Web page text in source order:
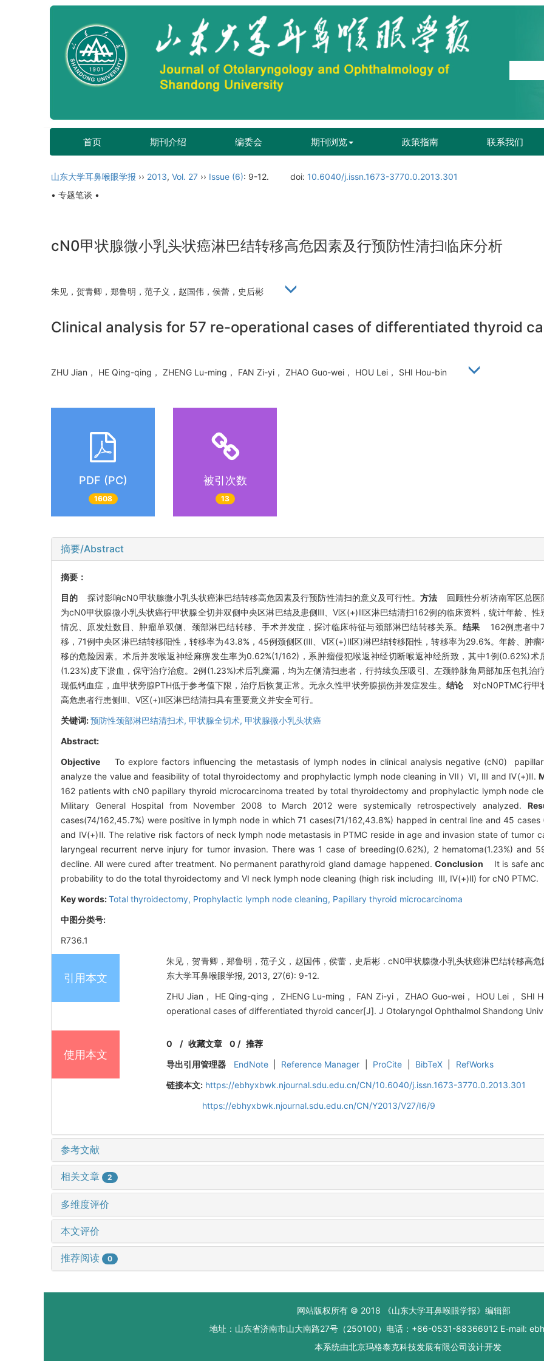
首页 期刊介绍 编委会 期刊浏览 政策指南 联系我们
山东大学耳鼻喉眼学报 ›› 2013, Vol. 27 ›› Issue (6): 9-12. doi: 10.6040/j.issn.1673-3770.0.2013.301
• 专题笔谈 •
cN0甲状腺微小乳头状癌淋巴结转移高危因素及行预防性清扫临床分析
朱见，贺青卿，郑鲁明，范子义，赵国伟，侯蕾，史后彬
Clinical analysis for 57 re-operational cases of differentiated thyroid
ZHU Jian， HE Qing-qing， ZHENG Lu-ming， FAN Zi-yi， ZHAO Guo-wei， HOU Lei， SHI Hou-bin
PDF (PC)
1608
被引次数
13
摘要/Abstract
摘要：
目的 探讨影响cN0甲状腺微小乳头状癌淋巴结转移高危因素及行预防性清扫的意义及可行性。方法 回顾性分析济南军区总医
为cN0甲状腺微小乳头状癌行甲状腺全切并双侧中央区淋巴结及患侧Ⅲ、Ⅴ区(+)Ⅱ区淋巴结清扫162例的临床资料，统计年龄、性
情况、原发灶数目、肿瘤单双侧、颈部淋巴结转移、手术并发症，探讨临床特征与颈部淋巴结转移关系。 结果 162例患者中
移，71例中央区淋巴结转移阳性，转移率为43.8%，45例颈侧区(Ⅲ、Ⅴ区(+)Ⅱ区)淋巴结转移阳性，转移率为29.6%。年龄、肿
移的危险因素。术后并发喉返神经麻痹发生率为0.62%(1/162)，系肿瘤侵犯喉返神经切断喉返神经所致，其中1例(0.62%)术
(1.23%)皮下淤血，保守治疗治愈。2例(1.23%)术后乳糜漏，均为左侧清扫患者，行持续负压吸引、左颈静脉角局部加压包扎治
现低钙血症，血甲状旁腺PTH低于参考值下限，治疗后恢复正常。无永久性甲状旁腺损伤并发症发生。 结论对cN0PTMC行甲状
高危患者行患侧Ⅲ、Ⅴ区(+)Ⅱ区淋巴结清扫具有重要意义并安全可行。
关键词:预防性颈部淋巴结清扫术, 甲状腺全切术, 甲状腺微小乳头状癌
Abstract:
Objective To explore factors influencing the metastasis of lymph nodes in clinical analysis negative (cN0)
analyze the value and feasibility of total thyroidectomy and prophylactic lymph node cleaning in Ⅶ）Ⅵ, Ⅲ and Ⅳ(+)Ⅱ.
162 patients with cN0 papillary thyroid microcarcinoma treated by total thyroidectomy and prophylactic lymph node
Military General Hospital from November 2008 to March 2012 were systemically retrospectively analyzed.
cases(74/162,45.7%) were positive in lymph node in which 71 cases(71/162,43.8%) happed in central line and 45
and Ⅳ(+)Ⅱ. The relative risk factors of neck lymph node metastasis in PTMC reside in age and invasion state of tumor
laryngeal recurrent nerve injury for tumor invasion. There was 1 case of breeding(0.62%), 2 hematoma(1.23%) and
decline. All were cured after treatment. No permanent parathyroid gland damage happened.Conclusion It is safe
probability to do the total thyroidectomy and VI neck lymph node cleaning (high risk including Ⅲ, Ⅳ(+)Ⅱ) for cN0 PTMC.
Key words:Total thyroidectomy, Prophylactic lymph node cleaning, Papillary thyroid microcarcinoma
中图分类号:
R736.1
引用本文
朱见，贺青卿，郑鲁明，范子义，赵国伟，侯蕾，史后彬 . cN0甲状腺微小乳头状癌淋巴结转移高
东大学耳鼻喉眼学报, 2013, 27(6): 9-12.
ZHU Jian， HE Qing-qing， ZHENG Lu-ming， FAN Zi-yi， ZHAO Guo-wei， HOU Lei， SHI
operational cases of differentiated thyroid cancer[J]. J Otolaryngol Ophthalmol Shandong
使用本文
0 /收藏文章 0 / 推荐
导出引用管理器
EndNote Reference Manager ProCite BibTeX
RefWorks
链接本文: https://ebhyxbwk.njournal.sdu.edu.cn/CN/10.6040/j.issn.1673-3770.0.2013.301
https://ebhyxbwk.njournal.sdu.edu.cn/CN/Y2013/V27/I6/9
参考文献
相关文章 2
多维度评价
本文评价
推荐阅读 0
网站版权所有 © 2018 《山东大学耳鼻喉眼学报》编辑部
地址：山东省济南市山大南路27号（250100）电话：+86-0531-88366912 E-mail:
本系统由北京玛格泰克科技发展有限公司设计开发